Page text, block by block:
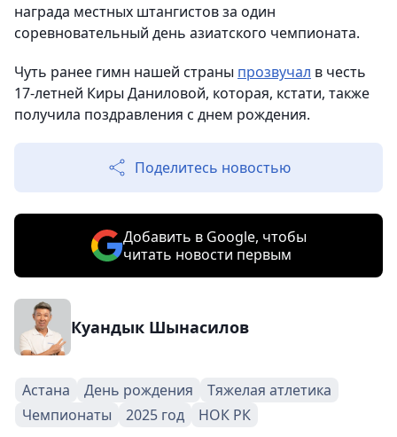
награда местных штангистов за один
соревновательный день азиатского чемпионата.
Чуть ранее гимн нашей страны прозвучал в честь
17-летней Киры Даниловой, которая, кстати, также
получила поздравления с днем рождения.
Поделитесь новостью
Добавить в Google, чтобы
читать новости первым
Куандык Шынасилов
Астана День рождения
Тяжелая атлетика
Чемпионаты
2025 год НОК РК